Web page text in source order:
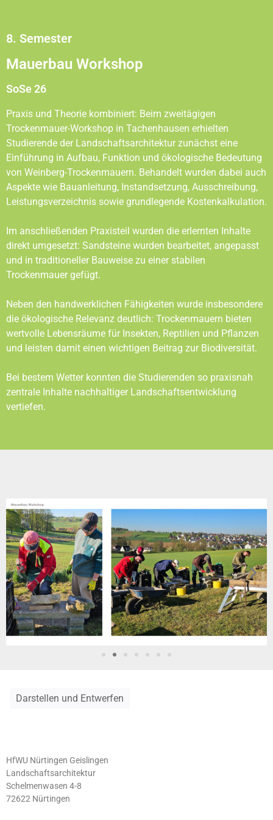
8. Semester
Mauerbau Workshop
SoSe 26
Praxis und Theorie kombiniert: Beim zweitägigen
Trockenmauer-Workshop in Tachenhausen erhielten
Studierende der Landschaftsarchitektur zunächst eine
Einführung in Aufbau, Funktion und ökologische Bedeutung
von Weinberg-Trockenmauern. Behandelt wurden dabei auch
Aspekte wie Bauanleitung, Instandsetzung, Ausschreibung,
Leistungsverzeichnis sowie grundlegende Kostenkalkulation.
Im anschließenden Praxisteil wurden die erlernten Inhalte
direkt umgesetzt: Sandsteine wurden bearbeitet, angepasst
und in traditioneller Bauweise zu einer stabilen
Trockenmauer gefügt.
Neben den handwerklichen Fähigkeiten wurde insbesondere
die ökologische Relevanz deutlich: Trockenmauern bieten
wertvolle Lebensräume für Insekten, Reptilien und Pflanzen
und leisten damit einen wichtigen Beitrag zur Biodiversität.
Bei bestem Wetter konnten die Studierenden so praxisnah
zentrale Inhalte nachhaltiger Landschaftsentwicklung
vertiefen.
Darstellen und Entwerfen
HfWU Nürtingen Geislingen
Landschaftsarchitektur
Schelmenwasen 4-8
72622 Nürtingen